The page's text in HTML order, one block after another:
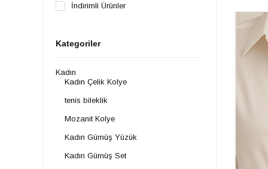
İndirimli Ürünler
Kategoriler
Kadın
Kadın Çelik Kolye
tenis bileklik
Mozanit Kolye
Kadın Gümüş Yüzük
Kadın Gümüş Set